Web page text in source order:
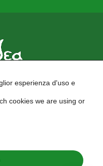
SCUOLE
esperienza d'uso e
cookies we are using or